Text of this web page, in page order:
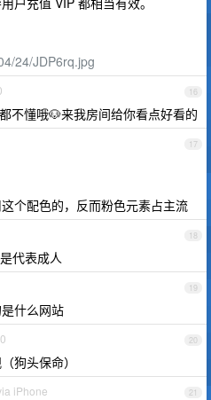
24/JDP6rq.jpg
16
不懂哦🐶来我房间给你看点好看的
17
个配色的，反而粉色元素占主流
18
代表成人
19
什么网站
20
狗头保命）
21
iPhone